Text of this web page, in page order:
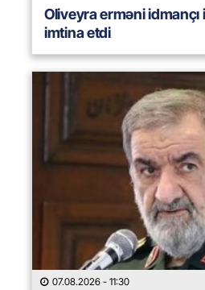
Oliveyra erməni
imtina etdi
07.08.2026 - 11:30